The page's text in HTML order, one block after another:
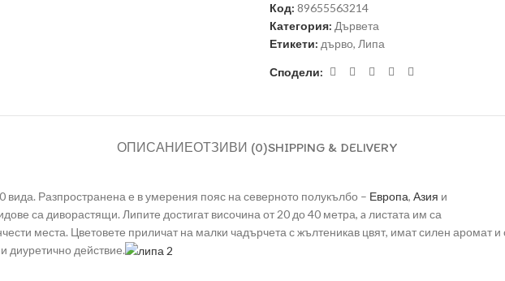
Код: 89655563214
Категория: Дървета
Етикети: дърво, Липа
Сподели:
ОПИСАНИЕОТЗИВИ (0)SHIPPING & DELIVERY
вида. Разпространена е в умерения пояс на северното полукълбо – Европа, Азия и
са диворастящи. Липите достигат височина от 20 до 40 метра, a листата им са
места. Цветовете приличат на малки чадърчета с жълтеникав цвят, имат силен аромат и
диуретично действие.